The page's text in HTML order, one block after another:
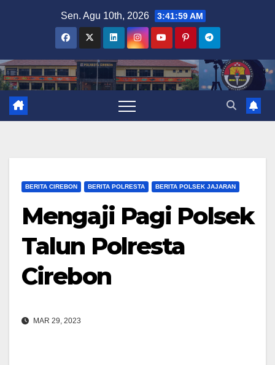
Sen. Agu 10th, 2026 3:42:00 AM
BERITA CIREBON BERITA POLRESTA BERITA POLSEK JAJARAN
Mengaji Pagi Polsek
Talun Polresta
Cirebon
MAR 29, 2023